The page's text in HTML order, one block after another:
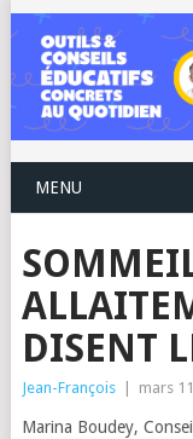
MENU
DISENT
Jean-François mars
Marina Boudey,